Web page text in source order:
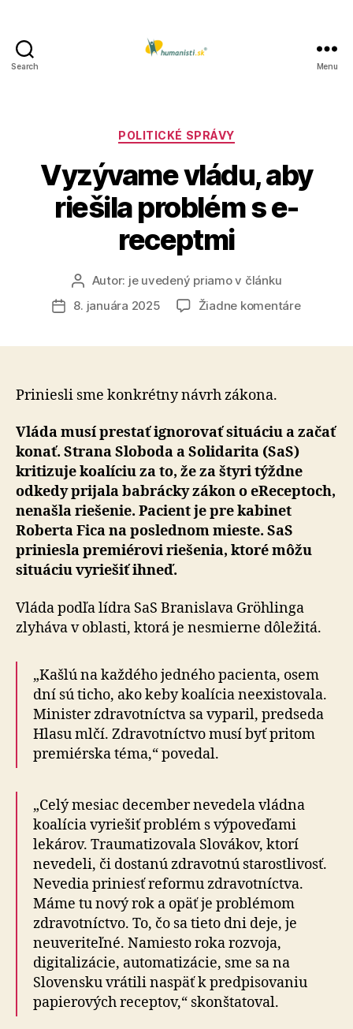
Search Menu
Kategórie
POLITICKÉ SPRÁVY
Vyzývame vládu, aby
riešila problém s e-
receptmi
Autor
článku
Autor: je uvedený priamo v článku
Dátum
8. januára 2025 Žiadne komentárena
e-
Priniesli sme konkrétny návrh zákona.
Vláda musí prestať ignorovať situáciu a začať
konať. Stra­na Sloboda a Solidarita (SaS)
kritizuje koalíciu za to, že za štyri týždne
odkedy prijala babrácky zákon o eReceptoch,
nenašla riešenie. Pacient je pre kabinet
Roberta Fica na poslednom mieste. SaS
priniesla pre­miérovi riešenia, ktoré môžu
situáciu vyriešiť ihneď.
Vláda podľa lídra SaS Branislava Gröhlinga
zlyháva v ob­las­ti, ktorá je nesmierne dôležitá.
„Kašlú na každého jedného pacienta, osem
dní sú ticho, ako keby koalícia neexistovala.
Minister zdravotníctva sa vyparil, predseda
Hlasu mlčí. Zdravotníctvo musí byť pritom
premiérska téma,“ povedal.
„Celý mesiac december nevedela vládna
koalícia vy­rie­šiť problém s výpoveďami
lekárov. Traumatizovala Slo­vá­kov, ktorí
nevedeli, či dostanú zdravotnú sta­ros­tli­vosť.
Nevedia priniesť reformu zdravotníctva.
Máme tu nový rok a opäť je problémom
zdravotníctvo. To, čo sa tieto dni deje, je
neuveriteľné. Namiesto roka rozvoja,
digitalizácie, automatizácie, sme sa na
Slovensku vrátili naspäť k predpisovaniu
papierových receptov,“ skonštatoval.